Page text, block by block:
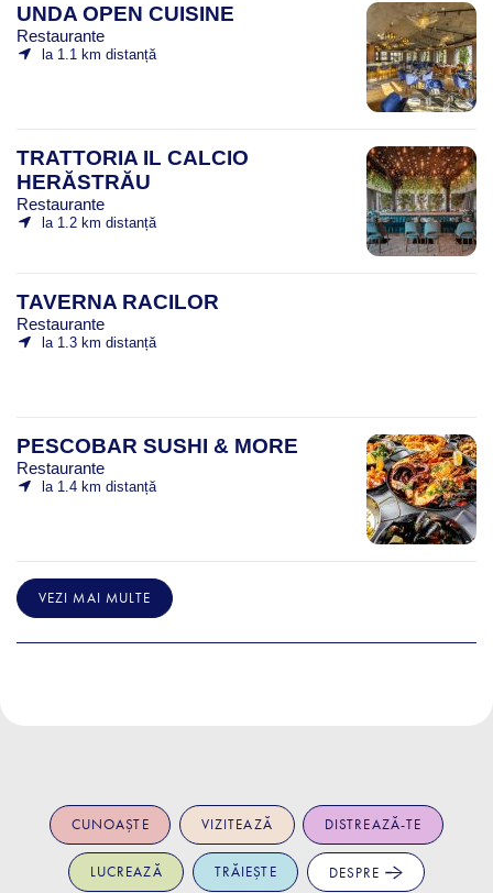
UNDA OPEN CUISINE
Restaurante
la 1.1 km distanță
TRATTORIA IL CALCIO
HERĂSTRĂU
Restaurante
la 1.2 km distanță
TAVERNA RACILOR
Restaurante
la 1.3 km distanță
PESCOBAR SUSHI & MORE
Restaurante
la 1.4 km distanță
VEZI MAI MULTE
CUNOAȘTE VIZITEAZĂ DISTREAZĂ-TE
LUCREAZĂ TRĂIEȘTE DESPRE